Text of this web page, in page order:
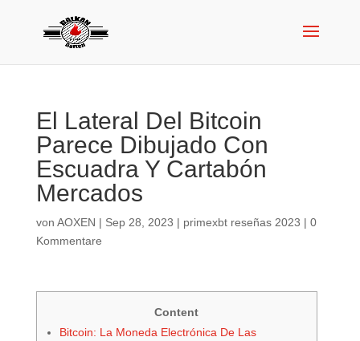
El Lateral Del Bitcoin
Parece Dibujado Con
Escuadra Y Cartabón
Mercados
von AOXEN | Sep 28, 2023 | primexbt reseñas 2023 | 0
Kommentare
Content
Bitcoin: La Moneda Electrónica De Las